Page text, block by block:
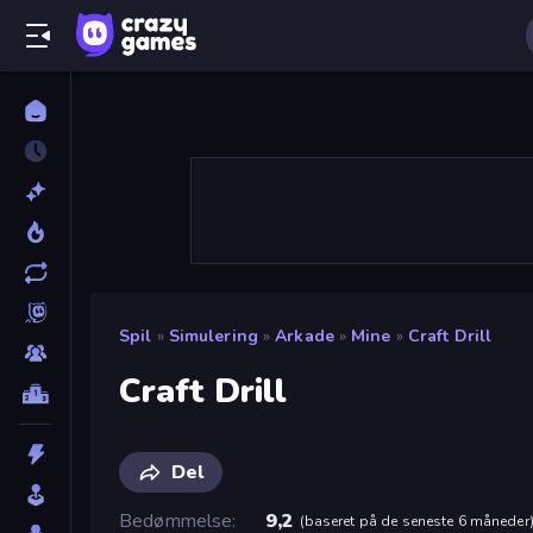
Spil » Simulering » Arkade » Mine » Craft Drill
Craft Drill
Del
Bedømmelse
9,2 (baseret på de seneste 6 måneder)